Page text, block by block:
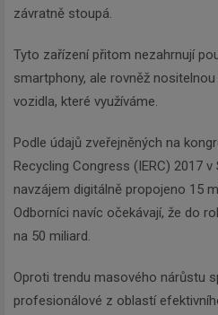
závratně stoupá.
Tyto zařízení přitom nezahrnují
smartphony, ale rovněž
vozidla, které využíváme.
Podle údajů zveřejněných na
Recycling Congress (IERC) 2017
navzájem digitálně propojeno 15
Odborníci navíc očekávají, že do
na 50 miliard.
Oproti trendu masového nárůstu
profesionálové z oblastí